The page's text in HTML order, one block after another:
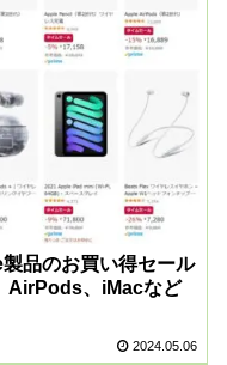
品のお買い得セール
AirPods、iMacなど
2024.05.06